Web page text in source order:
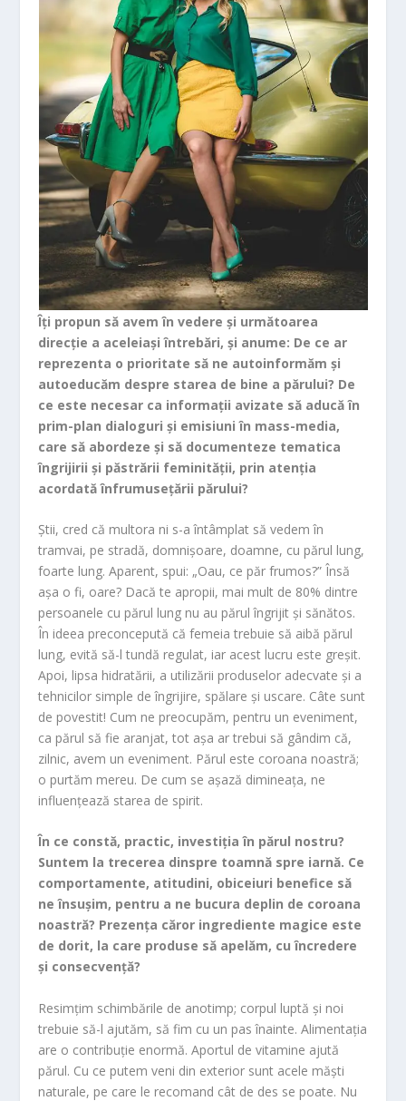
Îți propun să avem în vedere și următoarea
direcție a aceleiași întrebări, și anume: De ce ar
reprezenta o prioritate să ne autoinformăm și
autoeducăm despre starea de bine a părului? De
ce este necesar ca informații avizate să aducă în
prim-plan dialoguri și emisiuni în mass-media,
care să abordeze și să documenteze tematica
îngrijirii și păstrării feminității, prin atenția
acordată înfrumusețării părului?
Știi, cred că multora ni s-a întâmplat să vedem în
tramvai, pe stradă, domnișoare, doamne, cu părul lung,
foarte lung. Aparent, spui: „Oau, ce păr frumos?” Însă
așa o fi, oare? Dacă te apropii, mai mult de 80% dintre
persoanele cu părul lung nu au părul îngrijit și sănătos.
În ideea preconcepută că femeia trebuie să aibă părul
lung, evită să-l tundă regulat, iar acest lucru este greșit.
Apoi, lipsa hidratării, a utilizării produselor adecvate și a
tehnicilor simple de îngrijire, spălare și uscare. Câte sunt
de povestit! Cum ne preocupăm, pentru un eveniment,
ca părul să fie aranjat, tot așa ar trebui să gândim că,
zilnic, avem un eveniment. Părul este coroana noastră;
o purtăm mereu. De cum se așază dimineața, ne
influențează starea de spirit.
În ce constă, practic, investiția în părul nostru?
Suntem la trecerea dinspre toamnă spre iarnă. Ce
comportamente, atitudini, obiceiuri benefice să
ne însușim, pentru a ne bucura deplin de coroana
noastră? Prezența căror ingrediente magice este
de dorit, la care produse să apelăm, cu încredere
și consecvență?
Resimțim schimbările de anotimp; corpul luptă și noi
trebuie să-l ajutăm, să fim cu un pas înainte. Alimentația
are o contribuție enormă. Aportul de vitamine ajută
părul. Cu ce putem veni din exterior sunt acele măști
naturale, pe care le recomand cât de des se poate. Nu